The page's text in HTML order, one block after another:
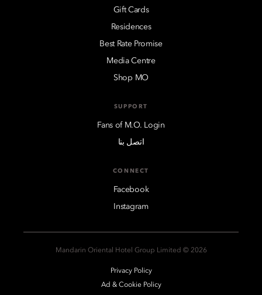
Gift Cards
Residences
Best Rate Promise
Media Centre
Shop MO
SUPPORT
Fans of M.O. Login
اتصل بنا
CONNECT
Facebook
Instagram
2026 © Mandarin Oriental Hotel Group Limited
Privacy Policy
Ad & Cookie Policy